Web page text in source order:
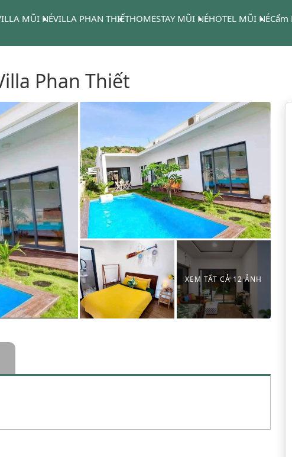
MŨI NÉVILLA PHAN THIẾTHOMESTAY MŨI NÉHOTEL MŨI NÉCẩm
Phan Thiết
XEM TẤT CẢ 12 ẢNH